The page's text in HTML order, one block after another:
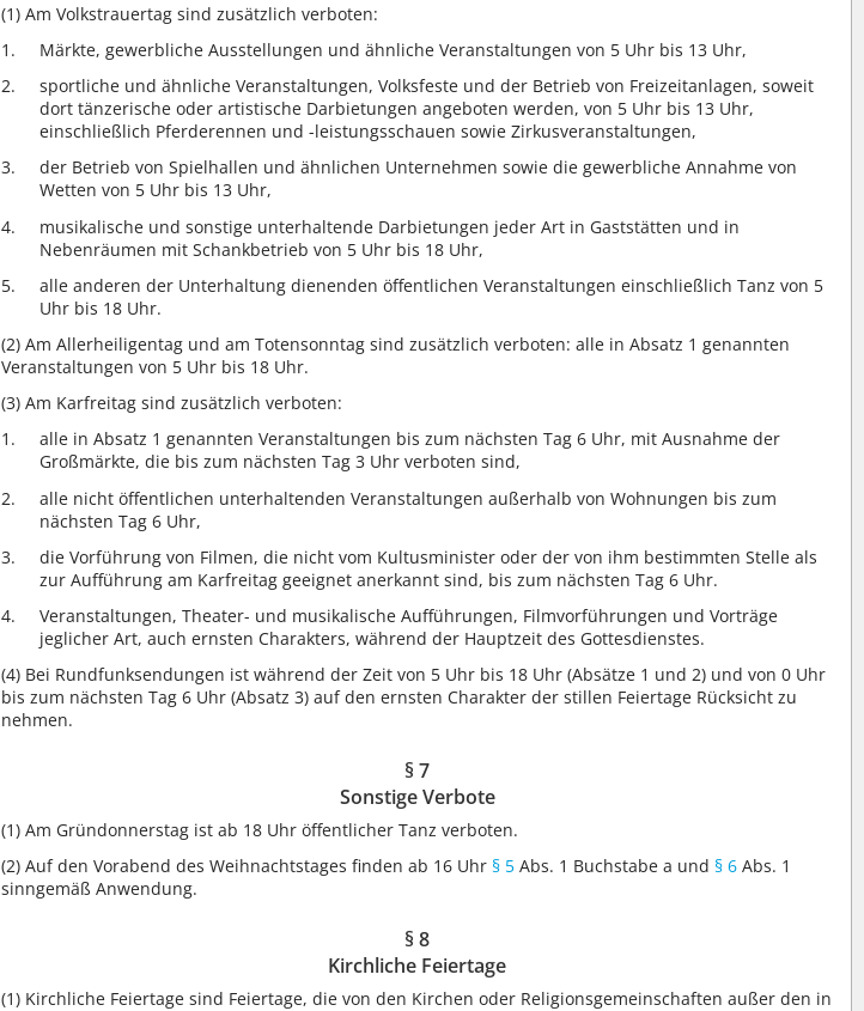
(1) Am Volkstrauertag sind zusätzlich verboten:
Märkte, gewerbliche Ausstellungen und ähnliche Veranstaltungen von 5 Uhr bis 13 Uhr,
sportliche und ähnliche Veranstaltungen, Volksfeste und der Betrieb von Freizeitanlagen, soweit
dort tänzerische oder artistische Darbietungen angeboten werden, von 5 Uhr bis 13 Uhr,
einschließlich Pferderennen und -leistungsschauen sowie Zirkusveranstaltungen,
der Betrieb von Spielhallen und ähnlichen Unternehmen sowie die gewerbliche Annahme von
Wetten von 5 Uhr bis 13 Uhr,
musikalische und sonstige unterhaltende Darbietungen jeder Art in Gaststätten und in
Nebenräumen mit Schankbetrieb von 5 Uhr bis 18 Uhr,
alle anderen der Unterhaltung dienenden öffentlichen Veranstaltungen einschließlich Tanz von 5
Uhr bis 18 Uhr.
(2) Am Allerheiligentag und am Totensonntag sind zusätzlich verboten: alle in Absatz 1 genannten
Veranstaltungen von 5 Uhr bis 18 Uhr.
(3) Am Karfreitag sind zusätzlich verboten:
alle in Absatz 1 genannten Veranstaltungen bis zum nächsten Tag 6 Uhr, mit Ausnahme der
Großmärkte, die bis zum nächsten Tag 3 Uhr verboten sind,
alle nicht öffentlichen unterhaltenden Veranstaltungen außerhalb von Wohnungen bis zum
nächsten Tag 6 Uhr,
die Vorführung von Filmen, die nicht vom Kultusminister oder der von ihm bestimmten Stelle als
zur Aufführung am Karfreitag geeignet anerkannt sind, bis zum nächsten Tag 6 Uhr.
Veranstaltungen, Theater- und musikalische Aufführungen, Filmvorführungen und Vorträge
jeglicher Art, auch ernsten Charakters, während der Hauptzeit des Gottesdienstes.
(4) Bei Rundfunksendungen ist während der Zeit von 5 Uhr bis 18 Uhr (Absätze 1 und 2) und von 0 Uhr
bis zum nächsten Tag 6 Uhr (Absatz 3) auf den ernsten Charakter der stillen Feiertage Rücksicht zu
nehmen.
§ 7
Sonstige Verbote
(1) Am Gründonnerstag ist ab 18 Uhr öffentlicher Tanz verboten.
(2) Auf den Vorabend des Weihnachtstages finden ab 16 Uhr§ 5 Abs. 1 Buchstabe a und§ 6 Abs. 1
sinngemäß Anwendung.
§ 8
Kirchliche Feiertage
(1) Kirchliche Feiertage sind Feiertage, die von den Kirchen oder Religionsgemeinschaften außer den in